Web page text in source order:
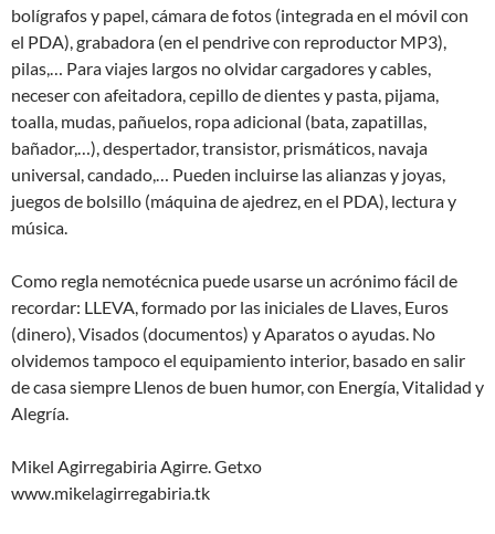
bolígrafos y papel, cámara de fotos (integrada en el móvil con
el PDA), grabadora (en el pendrive con reproductor MP3),
pilas,… Para viajes largos no olvidar cargadores y cables,
neceser con afeitadora, cepillo de dientes y pasta, pijama,
toalla, mudas, pañuelos, ropa adicional (bata, zapatillas,
bañador,…), despertador, transistor, prismáticos, navaja
universal, candado,… Pueden incluirse las alianzas y joyas,
juegos de bolsillo (máquina de ajedrez, en el PDA), lectura y
música.
Como regla nemotécnica puede usarse un acrónimo fácil de
recordar: LLEVA, formado por las iniciales de Llaves, Euros
(dinero), Visados (documentos) y Aparatos o ayudas. No
olvidemos tampoco el equipamiento interior, basado en salir
de casa siempre Llenos de buen humor, con Energía, Vitalidad y
Alegría.
Mikel Agirregabiria Agirre. Getxo
www.mikelagirregabiria.tk